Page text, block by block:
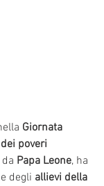
Giornata
poveri
Papa Leone, ha
degli allievi della